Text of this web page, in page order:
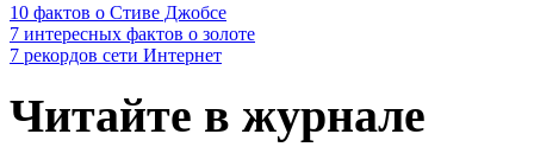
10 фактов о Стиве Джобсе
7 интересных фактов о золоте
7 рекордов сети Интернет
Читайте в журнале